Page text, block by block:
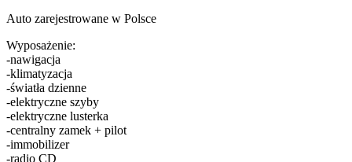
Auto zarejestrowane w Polsce
Wyposażenie:
-nawigacja
-klimatyzacja
-światła dzienne
-elektryczne szyby
-elektryczne lusterka
-centralny zamek + pilot
-immobilizer
-radio CD